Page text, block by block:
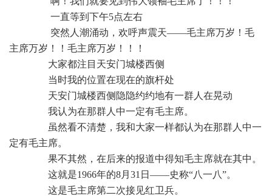
一直等到下午5点左右
突然人潮涌动，欢呼声震天——毛主席万岁！毛
主席万岁！！毛主席万岁！！！
大家都注目天安门城楼西侧
当时我的位置在现在的旗杆处
天安门城楼西侧隐隐约约地有一群人在晃动
我认为在那群人中一定有毛主席。
虽然看不清楚，我和大家一样都认为在那群人中一
定有毛主席。
果不其然，在后来的报道中得知毛主席就在其中。
这就是1966年的8月31日——史称“八一八”。
这是毛主席第二次接见红卫兵。